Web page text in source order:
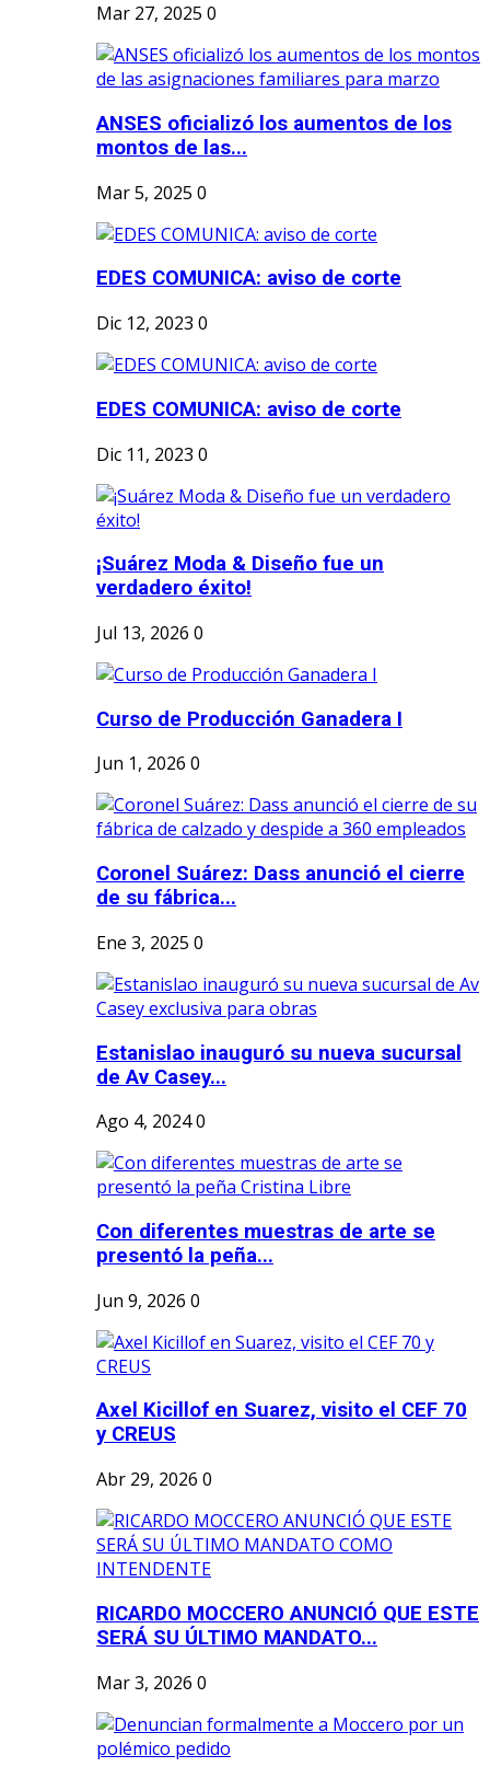
Mar 27, 2025 0
ANSES oficializó los aumentos de los
montos de las...
Mar 5, 2025 0
EDES COMUNICA: aviso de corte
Dic 12, 2023 0
EDES COMUNICA: aviso de corte
Dic 11, 2023 0
¡Suárez Moda & Diseño fue un
verdadero éxito!
Jul 13, 2026 0
Curso de Producción Ganadera I
Jun 1, 2026 0
Coronel Suárez: Dass anunció el cierre
de su fábrica...
Ene 3, 2025 0
Estanislao inauguró su nueva sucursal
de Av Casey...
Ago 4, 20240
Con diferentes muestras de arte se
presentó la peña...
Jun 9, 2026 0
Axel Kicillof en Suarez, visito el CEF 70
y CREUS
Abr 29, 2026 0
RICARDO MOCCERO ANUNCIÓ QUE ESTE
SERÁ SU ÚLTIMO MANDATO...
Mar 3, 2026 0